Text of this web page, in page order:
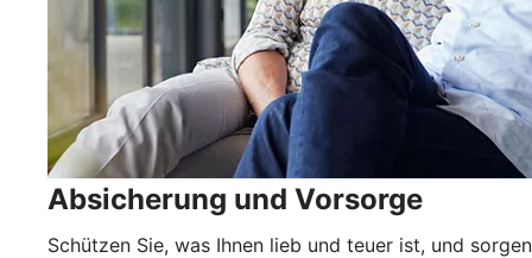
Absicherung und Vorsorge
Schützen Sie, was Ihnen lieb und teuer ist, und sorgen